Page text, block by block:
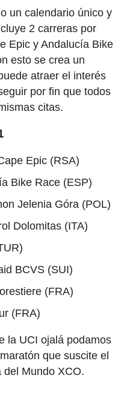
un calendario único y
2 carreras por
Epic y Andalucía Bike
esto se crea un
atraer el interés
por fin que todos
citas.
Epic (RSA)
Bike Race (ESP)
Jelenia Góra (POL)
Dolomitas (ITA)
BCVS (SUI)
(FRA)
(FRA)
la UCI ojalá podamos
que suscite el
del Mundo XCO.